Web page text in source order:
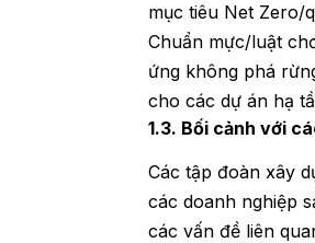
mục tiêu Net Zero/
Chuẩn mực/luật
ứng không phá
cho các dự án hạ
1.3. Bối cảnh với
Các tập đoàn xây
các doanh nghiệp
các vấn đề liên